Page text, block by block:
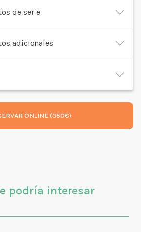
de serie
adicionales
ONLINE (350€)
podría interesar